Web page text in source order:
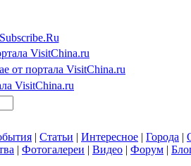
Subscribe.Ru
VisitChina.ru
от портала VisitChina.ru
VisitChina.ru
| Статьи | Интересное | Города |
| Фотогалереи | Видео | Форум |